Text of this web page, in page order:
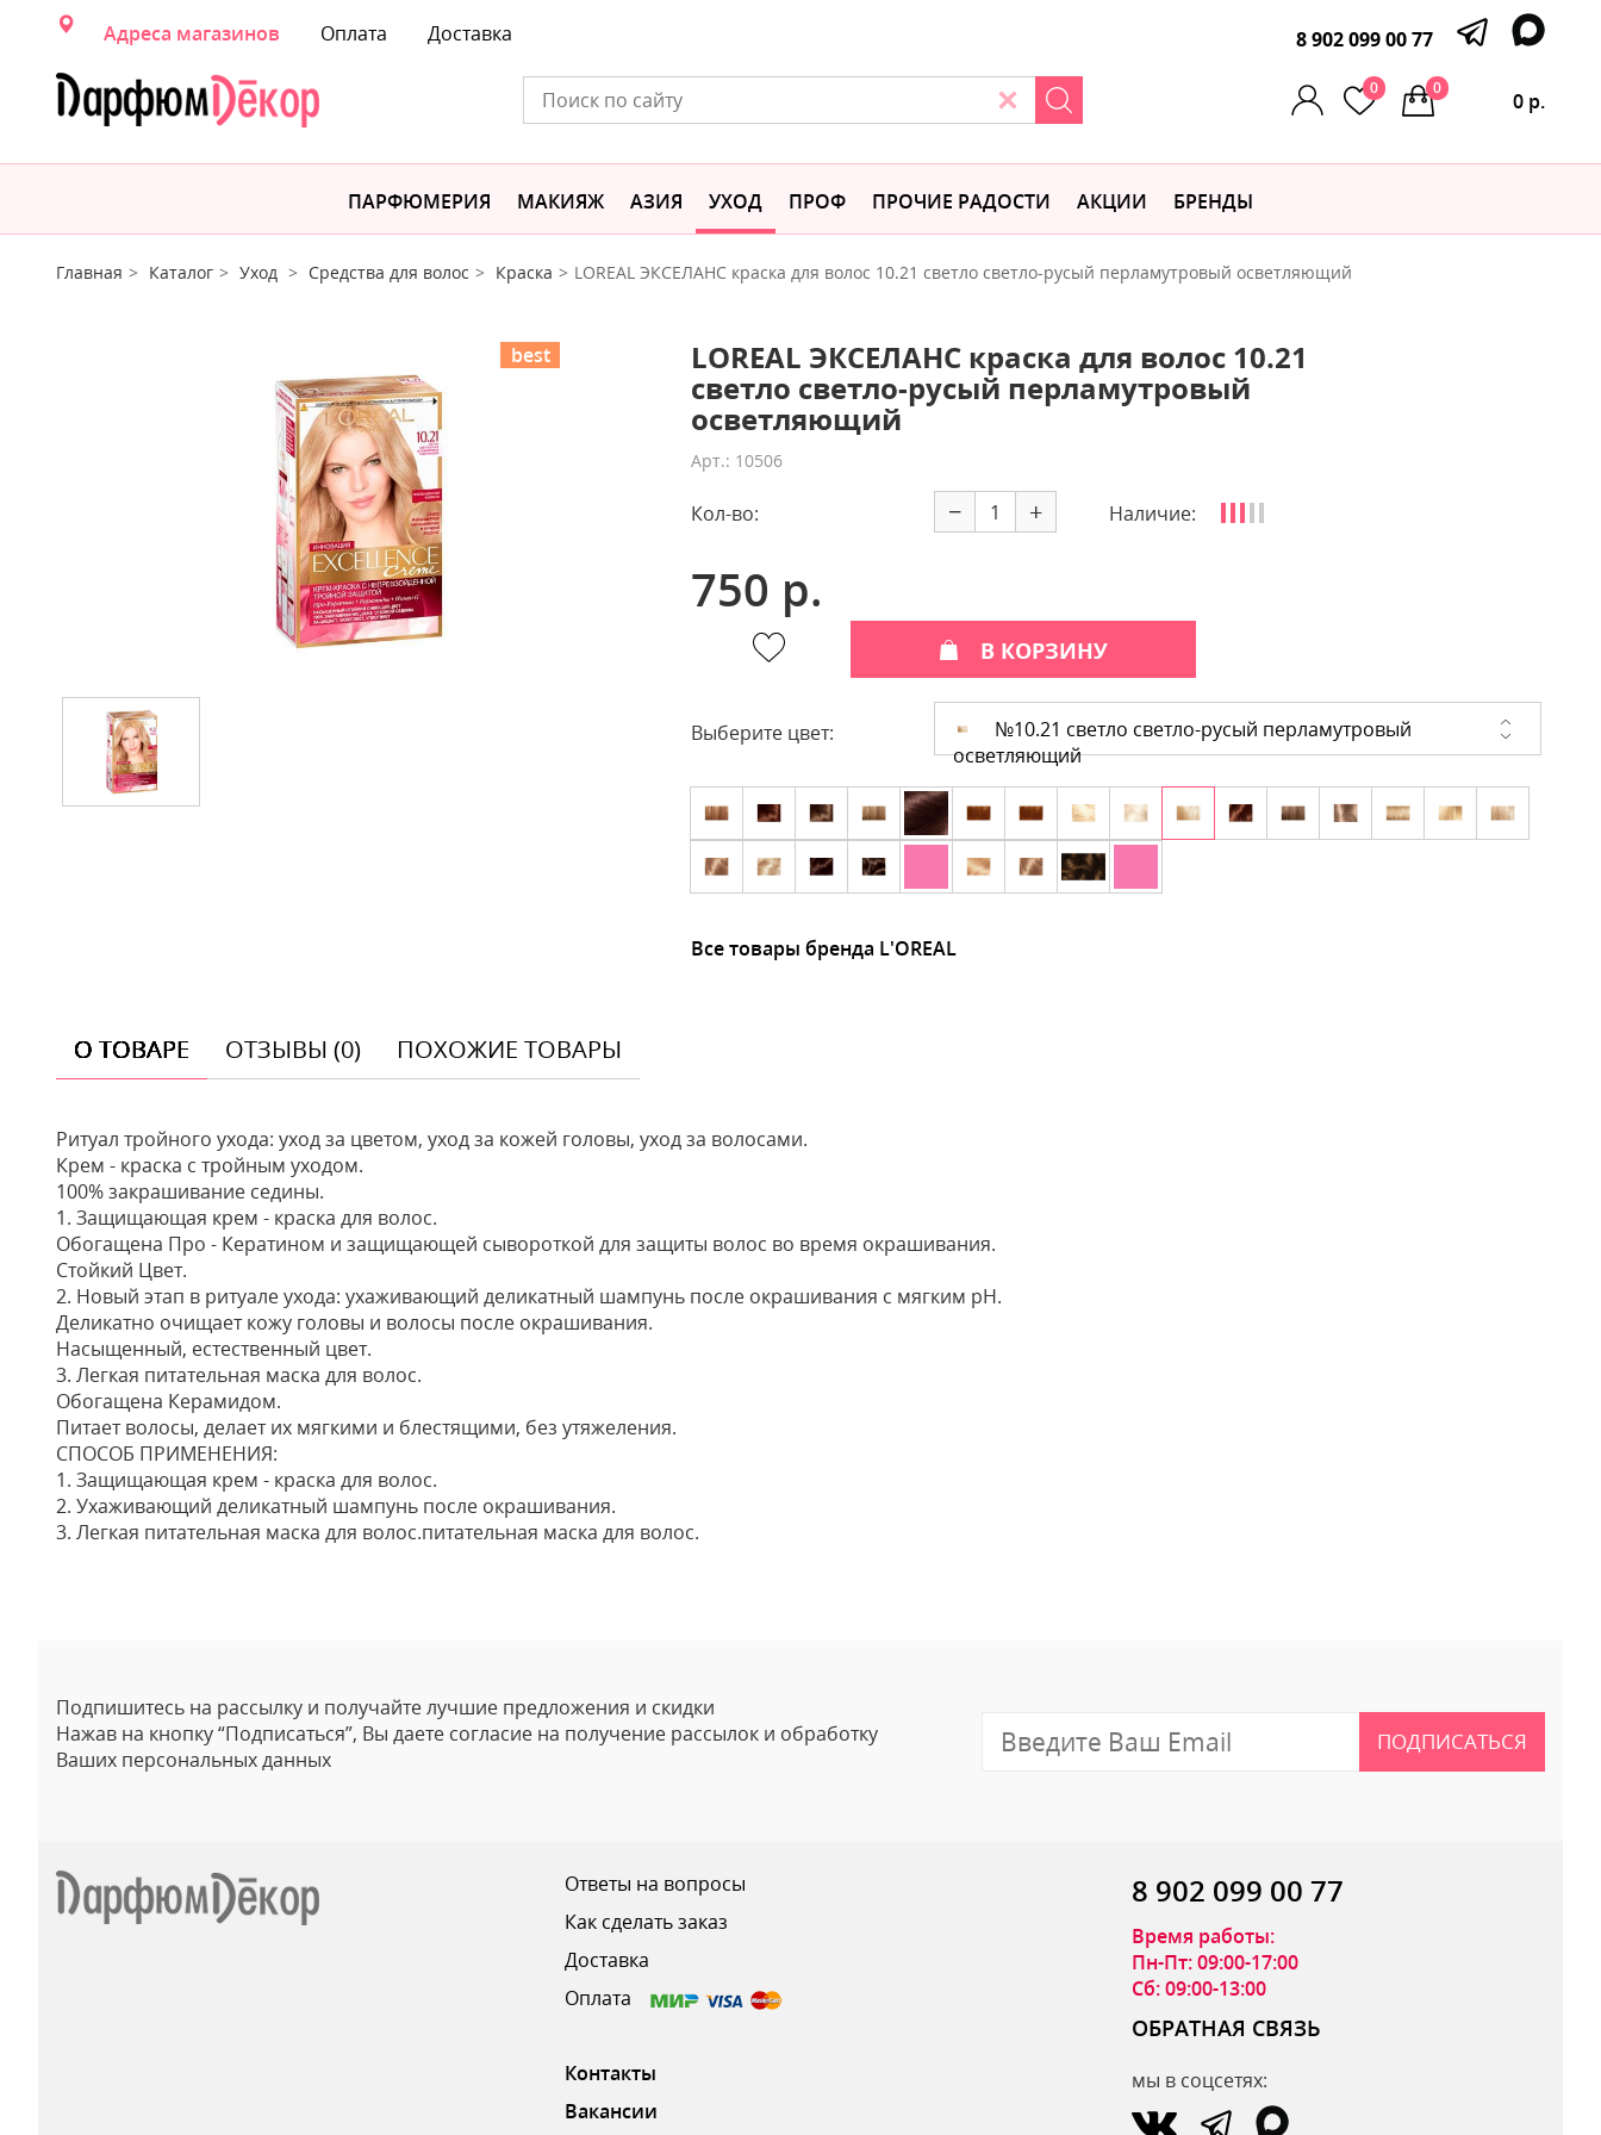
Адреса магазинов Оплата Доставка 8 902 099 00 77
0
0 р.
0
ПАРФЮМЕРИЯ МАКИЯЖ АЗИЯ УХОД ПРОФ ПРОЧИЕ РАДОСТИ АКЦИИ БРЕНДЫ
Главная Каталог Уход Средства для волос Краска LOREAL ЭКСЕЛАНС краска для волос 10.21 светло светло-русый перламутровый осветляющий
best LOREAL ЭКСЕЛАНС краска для волос 10.21
светло светло-русый перламутровый
осветляющий
Арт.: 10506
Кол-во: − + Наличие:
750 р.
В КОРЗИНУ
Выберите цвет:
№10.21 светло светло-русый перламутровый
осветляющий
Все товары бренда L'OREAL
О ТОВАРЕ ОТЗЫВЫ (0) ПОХОЖИЕ ТОВАРЫ
Ритуал тройного ухода: уход за цветом, уход за кожей головы, уход за волосами.
Крем - краска с тройным уходом.
100% закрашивание седины.
1. Защищающая крем - краска для волос.
Обогащена Про - Кератином и защищающей сывороткой для защиты волос во время окрашивания.
Стойкий Цвет.
2. Новый этап в ритуале ухода: ухаживающий деликатный шампунь после окрашивания с мягким pH.
Деликатно очищает кожу головы и волосы после окрашивания.
Насыщенный, естественный цвет.
3. Легкая питательная маска для волос.
Обогащена Керамидом.
Питает волосы, делает их мягкими и блестящими, без утяжеления.
СПОСОБ ПРИМЕНЕНИЯ:
1. Защищающая крем - краска для волос.
2. Ухаживающий деликатный шампунь после окрашивания.
3. Легкая питательная маска для волос.питательная маска для волос.
ОТПРАВИТЬ ОТЗЫВ
Подпишитесь на рассылку и получайте лучшие предложения и скидки
Нажав на кнопку “Подписаться”, Вы даете согласие на получение рассылок и обработку
Ваших персональных данных
ПОДПИСАТЬСЯ
Ответы на вопросы
Как сделать заказ
Доставка
Оплата
Контакты
Вакансии
8 902 099 00 77
Время работы:
Пн-Пт: 09:00-17:00
Сб: 09:00-13:00
ОБРАТНАЯ СВЯЗЬ
мы в соцсетях: